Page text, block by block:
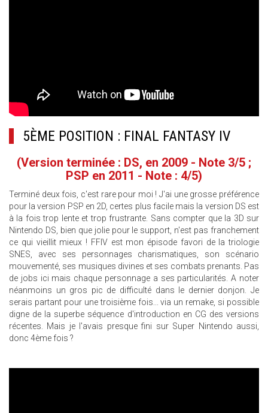
5ÈME POSITION : FINAL FANTASY IV
(Version terminée : DS, en 2009 - Note 3/5 ;
PSP en 2011 - Note : 4/5)
Terminé deux fois, c'est rare pour moi ! J'ai une grosse préférence
pour la version PSP en 2D, certes plus facile mais la version DS est
à la fois trop lente et trop frustrante. Sans compter que la 3D sur
Nintendo DS, bien que jolie pour le support, n'est pas franchement
ce qui vieillit mieux ! FFIV est mon épisode favori de la triologie
SNES, avec ses personnages charismatiques, son scénario
mouvementé, ses musiques divines et ses combats prenants. Pas
de jobs ici mais chaque personnage a ses particularités. A noter
néanmoins un gros pic de difficulté dans le dernier donjon. Je
serais partant pour une troisième fois... via un remake, si possible
digne de la superbe séquence d'introduction en CG des versions
récentes. Mais je l'avais presque fini sur Super Nintendo aussi,
donc 4ème fois ?